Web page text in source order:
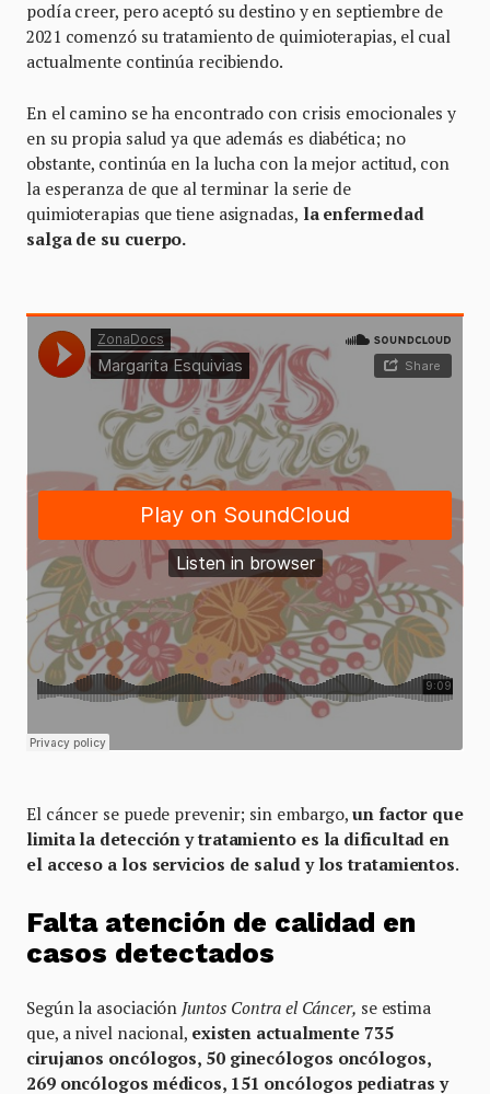
podía creer, pero aceptó su destino y en septiembre de
2021 comenzó su tratamiento de quimioterapias, el cual
actualmente continúa recibiendo.
En el camino se ha encontrado con crisis emocionales y
en su propia salud ya que además es diabética; no
obstante, continúa en la lucha con la mejor actitud, con
la esperanza de que al terminar la serie de
quimioterapias que tiene asignadas, la enfermedad
salga de su cuerpo.
El cáncer se puede prevenir; sin embargo,un factor que
limita la detección y tratamiento es la dificultad en
el acceso a los servicios de salud y los tratamientos.
Falta atención de calidad en
casos detectados
Según la asociación Juntos Contra el Cáncer, se estima
que, a nivel nacional, existen actualmente 735
cirujanos oncólogos, 50 ginecólogos oncólogos,
269 oncólogos médicos, 151 oncólogos pediatras y